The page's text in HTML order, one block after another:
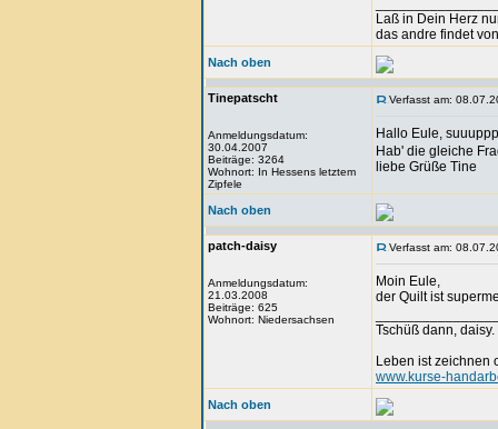
Laß in Dein Herz
das andre findet
Nach oben
Tinepatscht
Anmeldungsdatum:
30.04.2007
Beiträge: 3264
Wohnort: In Hessens letztem
Zipfele
Verfasst am:
Hallo Eule,
Hab' die gleiche
liebe Grüße Tine
Nach oben
patch-daisy
Anmeldungsdatum:
21.03.2008
Beiträge: 625
Wohnort: Niedersachsen
Verfasst am:
Moin Eule,
der Quilt ist
Tschüß dann, daisy.
Leben ist zeichnen
www.kurse-
Nach oben